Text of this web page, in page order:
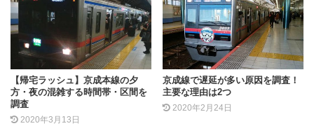
【帰宅ラッシュ】京成本線の夕
方・夜の混雑する時間帯・区間を
調査
2020年3月13日
京成線で遅延が多い原因を調査！
主要な理由は2つ
2020年2月24日